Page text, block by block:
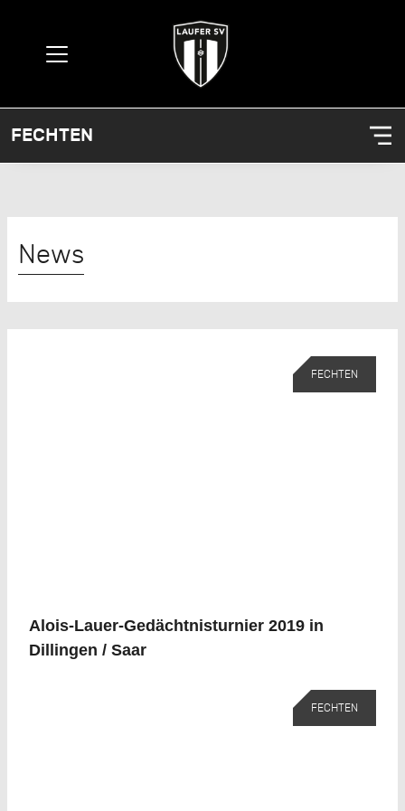
FECHTEN
News
FECHTEN
Alois-Lauer-Gedächtnisturnier 2019 in
Dillingen / Saar
FECHTEN